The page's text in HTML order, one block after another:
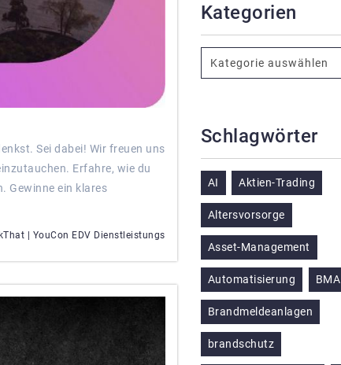
Sei dabei! Wir freuen uns
Erfahre, wie du
Gewinne ein klares
| YouCon EDV Dienstleistungs
Kategorien
Schlagwörter
AI Aktien-Trading
Altersvorsorge
Asset-Management
Automatisierung BMA
Brandmeldeanlagen
brandschutz